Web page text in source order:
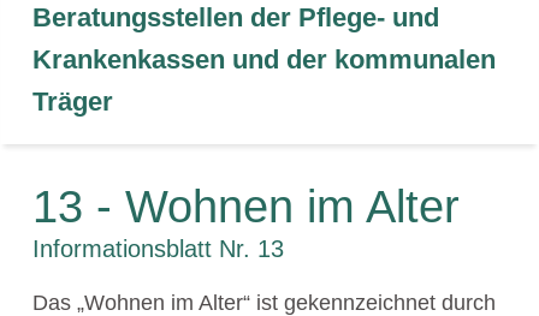
Beratungsstellen der Pflege- und
Krankenkassen und der kommunalen
Träger
13 - Wohnen im Alter
Informationsblatt Nr. 13
Das „Wohnen im Alter“ ist gekennzeichnet durch